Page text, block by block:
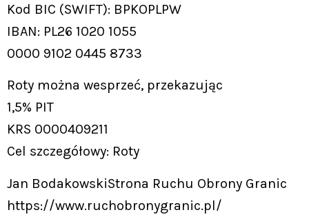
Kod BIC (SWIFT): BPKOPLPW
IBAN: PL26 1020 1055
0000 9102 0445 8733
Roty można wesprzeć, przekazując
1,5% PIT
KRS 0000409211
Cel szczegółowy: Roty
Jan BodakowskiStrona Ruchu Obrony Granic
https://www.ruchobronygranic.pl/